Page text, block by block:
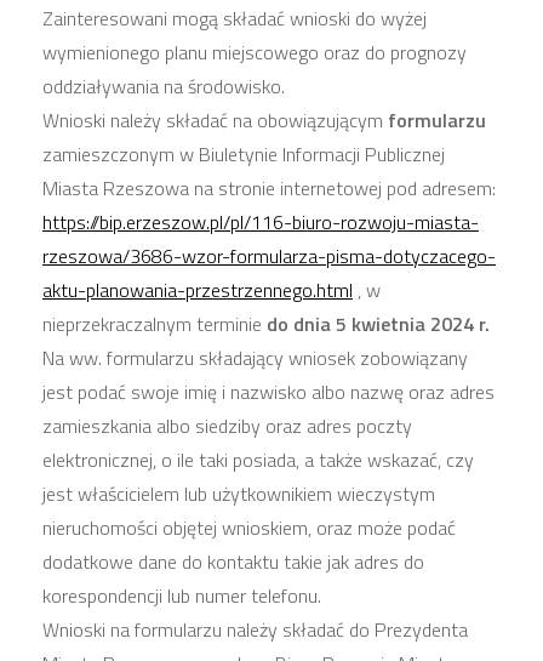
Zainteresowani mogą składać wnioski do wyżej
wymienionego planu miejscowego oraz do prognozy
oddziaływania na środowisko.
Wnioski należy składać na obowiązującym formularzu
zamieszczonym w Biuletynie Informacji Publicznej
Miasta Rzeszowa na stronie internetowej pod adresem:
https://bip.erzeszow.pl/pl/116-biuro-rozwoju-miasta-
rzeszowa/3686-wzor-formularza-pisma-dotyczacego-
aktu-planowania-przestrzennego.html , w
nieprzekraczalnym terminie do dnia 5 kwietnia 2024 r.
Na ww. formularzu składający wniosek zobowiązany
jest podać swoje imię i nazwisko albo nazwę oraz adres
zamieszkania albo siedziby oraz adres poczty
elektronicznej, o ile taki posiada, a także wskazać, czy
jest właścicielem lub użytkownikiem wieczystym
nieruchomości objętej wnioskiem, oraz może podać
dodatkowe dane do kontaktu takie jak adres do
korespondencji lub numer telefonu.
Wnioski na formularzu należy składać do Prezydenta